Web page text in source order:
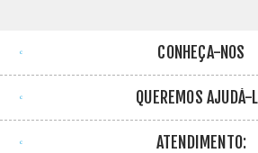
CONHEÇA-NOS
QUEREMOS AJUDÁ-
ATENDIMENTO: